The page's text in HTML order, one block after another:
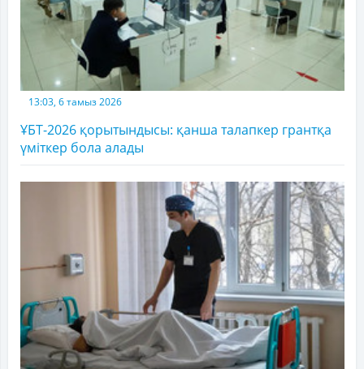
13:03, 6 тамыз 2026
ҰБТ-2026 қорытындысы: қанша талапкер грантқа
үміткер бола алады